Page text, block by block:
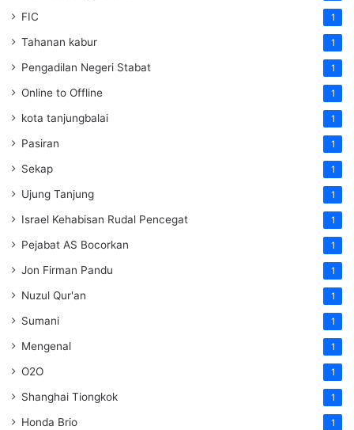
FIC 1
Tahanan kabur 1
Pengadilan Negeri Stabat 1
Online to Offline 1
kota tanjungbalai 1
Pasiran 1
Sekap 1
Ujung Tanjung 1
Israel Kehabisan Rudal Pencegat 1
Pejabat AS Bocorkan 1
Jon Firman Pandu 1
Nuzul Qur'an 1
Sumani 1
Mengenal 1
O2O 1
Shanghai Tiongkok 1
Honda Brio 1